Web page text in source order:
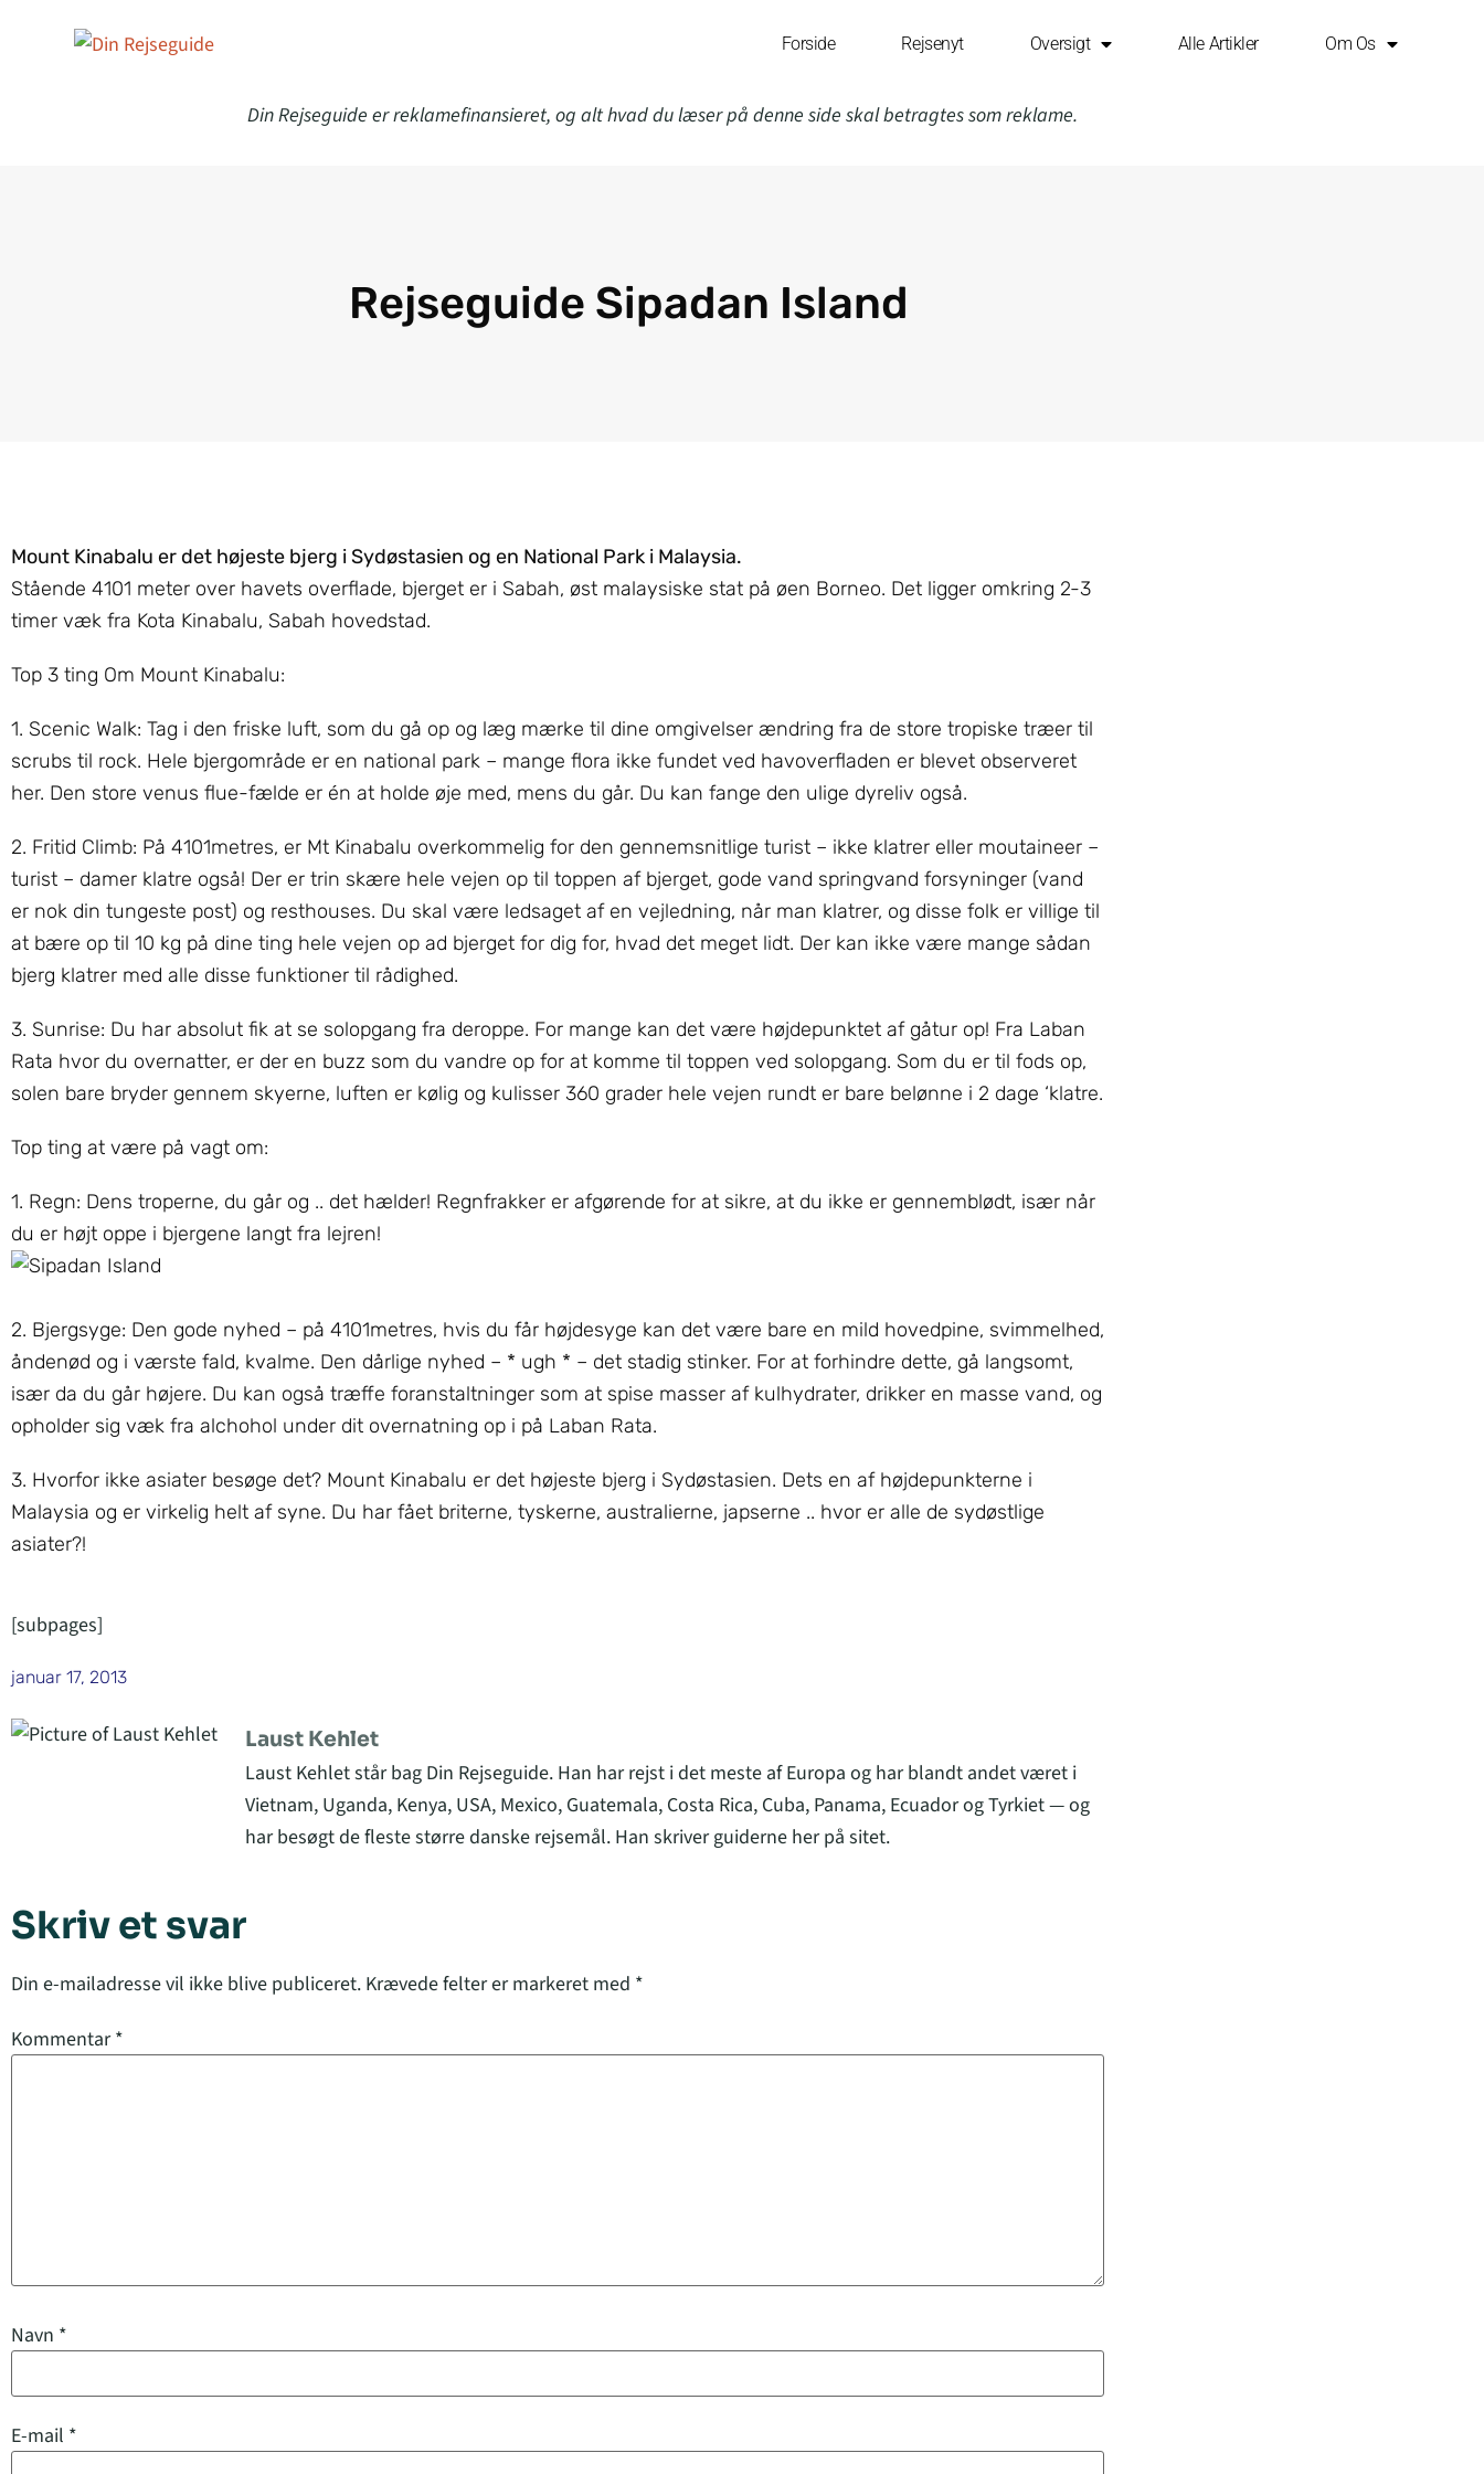
Forside Rejsenyt Oversigt Alle Artikler Om Os
Din Rejseguide er reklamefinansieret, og alt hvad du læser på denne side skal betragtes som reklame.
Rejseguide Sipadan Island
Mount Kinabalu er det højeste bjerg i Sydøstasien og en National Park i Malaysia.
Stående 4101 meter over havets overflade, bjerget er i Sabah, øst malaysiske stat på øen Borneo. Det ligger omkring 2-3
timer væk fra Kota Kinabalu, Sabah hovedstad.
Top 3 ting Om Mount Kinabalu:
1. Scenic Walk: Tag i den friske luft, som du gå op og læg mærke til dine omgivelser ændring fra de store tropiske træer til
scrubs til rock. Hele bjergområde er en national park – mange flora ikke fundet ved havoverfladen er blevet observeret
her. Den store venus flue-fælde er én at holde øje med, mens du går. Du kan fange den ulige dyreliv også.
2. Fritid Climb: På 4101metres, er Mt Kinabalu overkommelig for den gennemsnitlige turist – ikke klatrer eller moutaineer –
turist – damer klatre også! Der er trin skære hele vejen op til toppen af ​​bjerget, gode vand springvand forsyninger (vand
er nok din tungeste post) og resthouses. Du skal være ledsaget af en vejledning, når man klatrer, og disse folk er villige til
at bære op til 10 kg på dine ting hele vejen op ad bjerget for dig for, hvad det meget lidt. Der kan ikke være mange sådan
bjerg klatrer med alle disse funktioner til rådighed.
3. Sunrise: Du har absolut fik at se solopgang fra deroppe. For mange kan det være højdepunktet af gåtur op! Fra Laban
Rata hvor du overnatter, er der en buzz som du vandre op for at komme til toppen ved solopgang. Som du er til fods op,
solen bare bryder gennem skyerne, luften er kølig og kulisser 360 grader hele vejen rundt er bare belønne i 2 dage ‘klatre.
Top ting at være på vagt om:
1. Regn: Dens troperne, du går og .. det hælder! Regnfrakker er afgørende for at sikre, at du ikke er gennemblødt, især når
du er højt oppe i bjergene langt fra lejren!
2. Bjergsyge: Den gode nyhed – på 4101metres, hvis du får højdesyge kan det være bare en mild hovedpine, svimmelhed,
åndenød og i værste fald, kvalme. Den dårlige nyhed – * ugh * – det stadig stinker. For at forhindre dette, gå langsomt,
især da du går højere. Du kan også træffe foranstaltninger som at spise masser af kulhydrater, drikker en masse vand, og
opholder sig væk fra alchohol under dit overnatning op i på Laban Rata.
3. Hvorfor ikke asiater besøge det? Mount Kinabalu er det højeste bjerg i Sydøstasien. Dets en af ​​højdepunkterne i
Malaysia og er virkelig helt af syne. Du har fået briterne, tyskerne, australierne, japserne .. hvor er alle de sydøstlige
asiater?!
[subpages]
januar 17, 2013
Laust Kehlet
Laust Kehlet står bag Din Rejseguide. Han har rejst i det meste af Europa og har blandt andet været i
Vietnam, Uganda, Kenya, USA, Mexico, Guatemala, Costa Rica, Cuba, Panama, Ecuador og Tyrkiet — og
har besøgt de fleste større danske rejsemål. Han skriver guiderne her på sitet.
Skriv et svar
Din e-mailadresse vil ikke blive publiceret. Krævede felter er markeret med *
Kommentar*
Navn *
E-mail *